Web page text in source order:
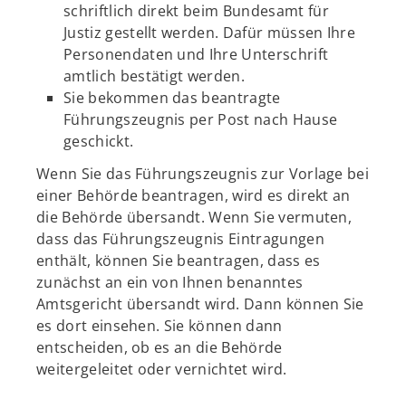
schriftlich direkt beim Bundesamt für
Justiz gestellt werden. Dafür müssen Ihre
Personendaten und Ihre Unterschrift
amtlich bestätigt werden.
Sie bekommen das beantragte
Führungszeugnis per Post nach Hause
geschickt.
Wenn Sie das Führungszeugnis zur Vorlage bei
einer Behörde beantragen, wird es direkt an
die Behörde übersandt. Wenn Sie vermuten,
dass das Führungszeugnis Eintragungen
enthält, können Sie beantragen, dass es
zunächst an ein von Ihnen benanntes
Amtsgericht übersandt wird. Dann können Sie
es dort einsehen. Sie können dann
entscheiden, ob es an die Behörde
weitergeleitet oder vernichtet wird.